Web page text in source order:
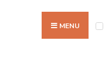
MENU